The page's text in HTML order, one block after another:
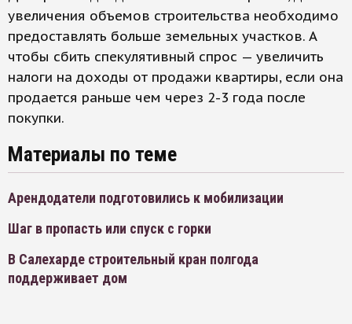
увеличения объемов строительства необходимо
предоставлять больше земельных участков. А
чтобы сбить спекулятивный спрос — увеличить
налоги на доходы от продажи квартиры, если она
продается раньше чем через 2-3 года после
покупки.
Материалы по теме
Арендодатели подготовились к мобилизации
Шаг в пропасть или спуск с горки
В Салехарде строительный кран полгода
поддерживает дом